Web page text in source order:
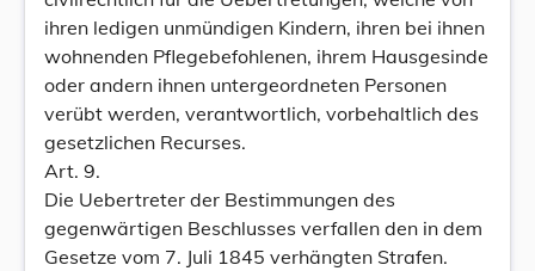
ihren ledigen unmündigen Kindern, ihren bei ihnen
wohnenden Pflegebefohlenen, ihrem Hausgesinde
oder andern ihnen untergeordneten Personen
verübt werden, verantwortlich, vorbehaltlich des
gesetzlichen Recurses.
Art. 9.
Die Uebertreter der Bestimmungen des
gegenwärtigen Beschlusses verfallen den in dem
Gesetze vom 7. Juli 1845 verhängten Strafen.